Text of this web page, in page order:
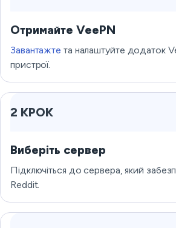
Отримайте VeePN
Завантажте та налаштуйте додаток
пристрої.
2 КРОК
Виберіть сервер
Підключіться до сервера, який
Reddit.